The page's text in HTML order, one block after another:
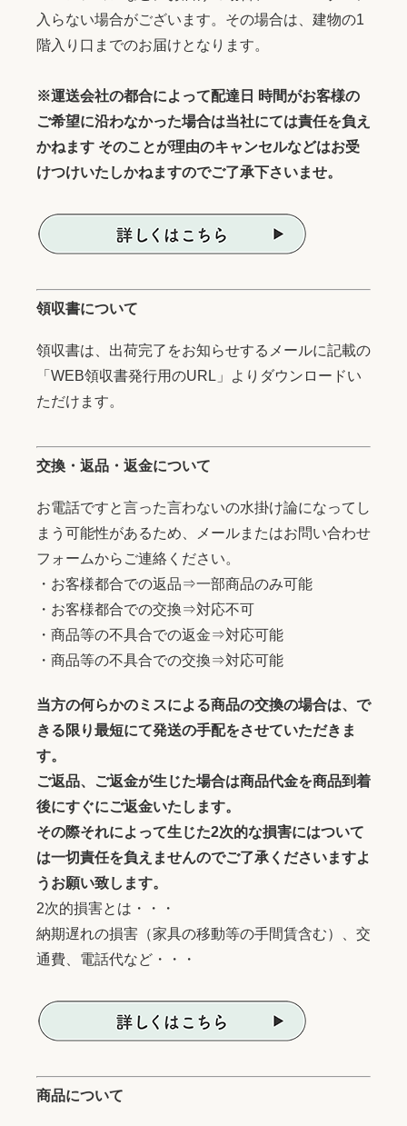
入らない場合がございます。その場合は、建物の1
階入り口までのお届けとなります。
※運送会社の都合によって配達日 時間がお客様の
ご希望に沿わなかった場合は当社にては責任を負え
かねます そのことが理由のキャンセルなどはお受
けつけいたしかねますのでご了承下さいませ。
領収書について
領収書は、出荷完了をお知らせするメールに記載の
「WEB領収書発行用のURL」よりダウンロードい
ただけます。
交換・返品・返金について
お電話ですと言った言わないの水掛け論になってし
まう可能性があるため、メールまたはお問い合わせ
フォームからご連絡ください。
・お客様都合での返品⇒一部商品のみ可能
・お客様都合での交換⇒対応不可
・商品等の不具合での返金⇒対応可能
・商品等の不具合での交換⇒対応可能
当方の何らかのミスによる商品の交換の場合は、で
きる限り最短にて発送の手配をさせていただきま
す。
ご返品、ご返金が生じた場合は商品代金を商品到着
後にすぐにご返金いたします。
その際それによって生じた2次的な損害にはついて
は一切責任を負えませんのでご了承くださいますよ
うお願い致します。
2次的損害とは・・・
納期遅れの損害（家具の移動等の手間賃含む）、交
通費、電話代など・・・
商品について